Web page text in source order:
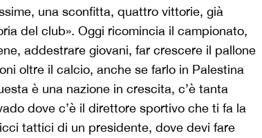
una sconfitta, quattro vittorie, già
del club». Oggi ricomincia il campionato,
addestrare giovani, far crescere il pallone
oltre il calcio, anche se farlo in Palestina
è una nazione in crescita, c’è tanta
dove c’è il direttore sportivo che ti fa la
tattici di un presidente, dove devi fare